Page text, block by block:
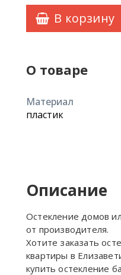
В корзину
О товаре
Материал
пластик
Описание
Остекление домов
от производителя.
Хотите заказать
квартиры в
купить остекление